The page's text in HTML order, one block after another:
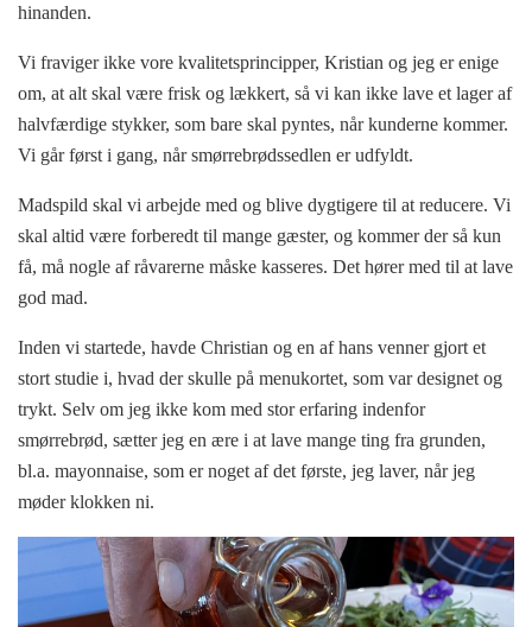
hinanden.
Vi fraviger ikke vore kvalitetsprincipper, Kristian og jeg er enige
om, at alt skal være frisk og lækkert, så vi kan ikke lave et lager af
halvfærdige stykker, som bare skal pyntes, når kunderne kommer.
Vi går først i gang, når smørrebrødssedlen er udfyldt.
Madspild skal vi arbejde med og blive dygtigere til at reducere. Vi
skal altid være forberedt til mange gæster, og kommer der så kun
få, må nogle af råvarerne måske kasseres. Det hører med til at lave
god mad.
Inden vi startede, havde Christian og en af hans venner gjort et
stort studie i, hvad der skulle på menukortet, som var designet og
trykt. Selv om jeg ikke kom med stor erfaring indenfor
smørrebrød, sætter jeg en ære i at lave mange ting fra grunden,
bl.a. mayonnaise, som er noget af det første, jeg laver, når jeg
møder klokken ni.